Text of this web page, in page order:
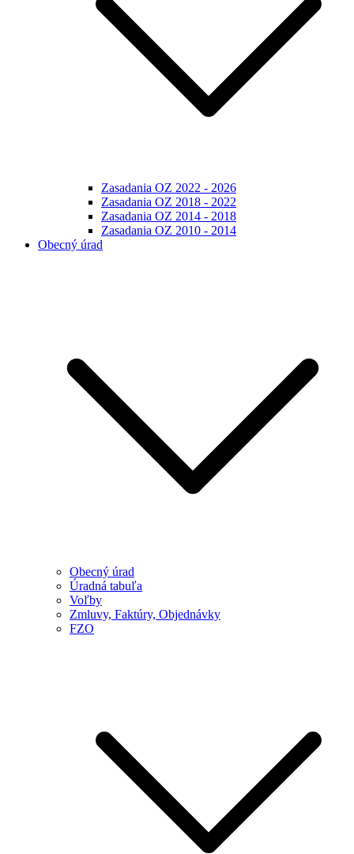
Zasadania OZ 2022 - 2026
Zasadania OZ 2018 - 2022
Zasadania OZ 2014 - 2018
Zasadania OZ 2010 - 2014
Obecný úrad
Obecný úrad
Úradná tabuľa
Voľby
Zmluvy, Faktúry, Objednávky
FZO